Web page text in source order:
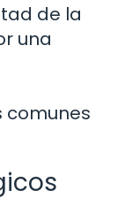
de la
una
comunes